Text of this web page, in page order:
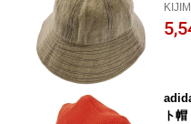
ハッ
E
AT /
ト